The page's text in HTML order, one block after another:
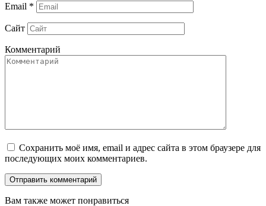
Email *
Сайт
Комментарий
Сохранить моё имя, email и адрес сайта в этом браузере для
последующих моих комментариев.
Вам также может понравиться